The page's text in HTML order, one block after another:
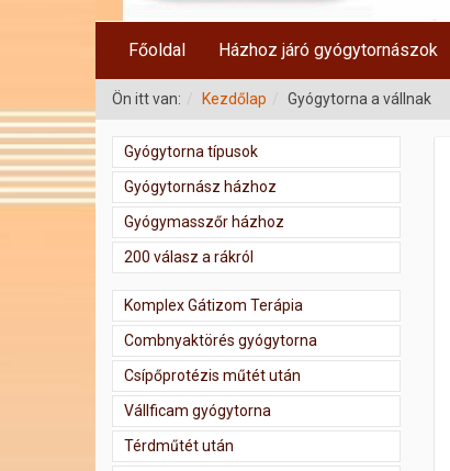
Főoldal Házhoz járó gyógytornászok
Ön itt van: Kezdőlap Gyógytorna a vállnak
Gyógytorna típusok
Gyógytornász házhoz
Gyógymasszőr házhoz
200 válasz a rákról
Komplex Gátizom Terápia
Combnyaktörés gyógytorna
Csípőprotézis műtét után
Vállficam gyógytorna
Térdműtét után